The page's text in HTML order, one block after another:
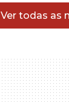
Ver todas as